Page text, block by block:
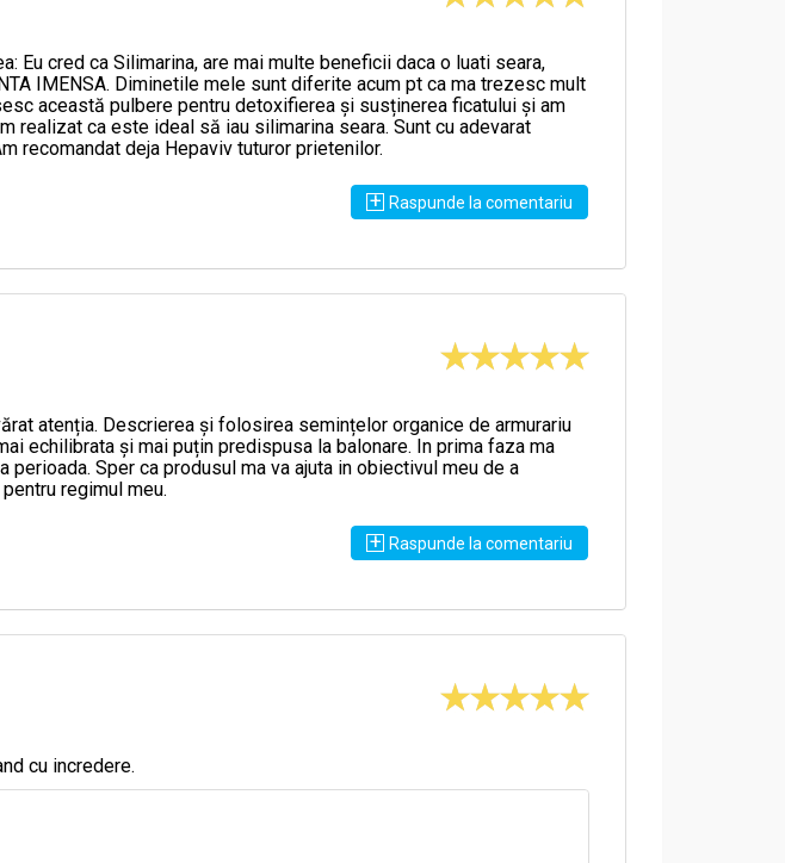
de exemplu, cu utilizarea pe termen lung a medicamentelor care
și altele.
cred ca Silimarina, are mai multe beneficii daca o luati seara,
IMENSA. Diminetile mele sunt diferite acum pt ca ma trezesc mult
această pulbere pentru detoxifierea și susținerea ficatului și am
realizat ca este ideal să iau silimarina seara. Sunt cu adevarat
recomandat deja Hepaviv tuturor prietenilor.
+ Raspunde la comentariu
atenția. Descrierea și folosirea semințelor organice de armurariu
echilibrata și mai puțin predispusa la balonare. In prima faza ma
Sper ca produsul ma va ajuta in obiectivul meu de a
regimul meu.
+ Raspunde la comentariu
cu incredere.